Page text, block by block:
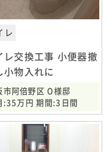
レ
レ交換工事 小便器撤
小物入れに
市阿倍野区 O様邸
:35万円 期間:3日間